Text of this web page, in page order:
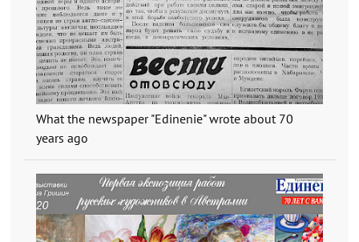
What the newspaper "Edinenie" wrote about 70
years ago